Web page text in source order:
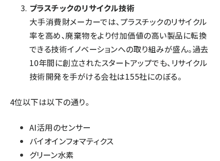
プラスチックのリサイクル技術
大手消費財メーカーでは、プラスチックのリサイクル
率を高め、廃棄物をより付加価値の高い製品に転換
できる技術イノベーションへの取り組みが盛ん。過去
10年間に創立されたスタートアップでも、リサイクル
技術開発を手がける会社は155社にのぼる。
4位以下は以下の通り。
AI活用のセンサー
バイオインフォマティクス
グリーン水素